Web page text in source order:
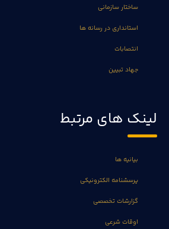
ساختار سازمانی
استانداری در رسانه ها
انتصابات
جهاد تبیین
لینک های مرتبط
بیانیه ها
پرسشنامه الکترونیکی
گزارشات تخصصی
اوقات شرعی